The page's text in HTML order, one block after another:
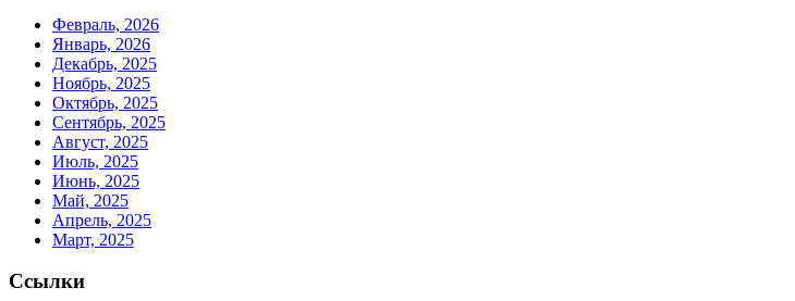
Февраль, 2026
Январь, 2026
Декабрь, 2025
Ноябрь, 2025
Октябрь, 2025
Сентябрь, 2025
Август, 2025
Июль, 2025
Июнь, 2025
Май, 2025
Апрель, 2025
Март, 2025
Ссылки